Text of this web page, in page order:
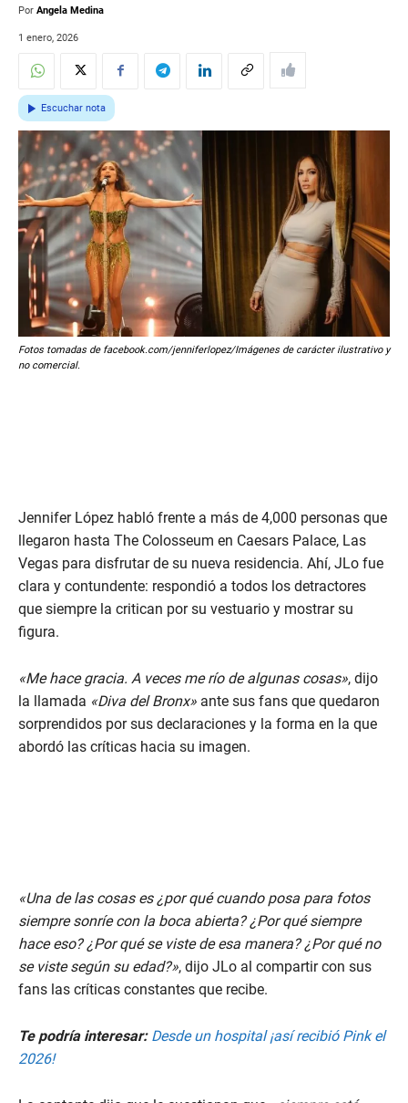
Por Angela Medina
1 enero, 2026
Escuchar nota
Fotos tomadas de facebook.com/jenniferlopez/Imágenes de carácter ilustrativo y
no comercial.
Jennifer López habló frente a más de 4,000 personas que
llegaron hasta The Colosseum en Caesars Palace, Las
Vegas para disfrutar de su nueva residencia. Ahí, JLo fue
clara y contundente: respondió a todos los detractores
que siempre la critican por su vestuario y mostrar su
figura.
«Me hace gracia. A veces me río de algunas cosas», dijo
la llamada «Diva del Bronx» ante sus fans que quedaron
sorprendidos por sus declaraciones y la forma en la que
abordó las críticas hacia su imagen.
«Una de las cosas es ¿por qué cuando posa para fotos
siempre sonríe con la boca abierta? ¿Por qué siempre
hace eso? ¿Por qué se viste de esa manera? ¿Por qué no
se viste según su edad?», dijo JLo al compartir con sus
fans las críticas constantes que recibe.
Te podría interesar: Desde un hospital ¡así recibió Pink el
2026!